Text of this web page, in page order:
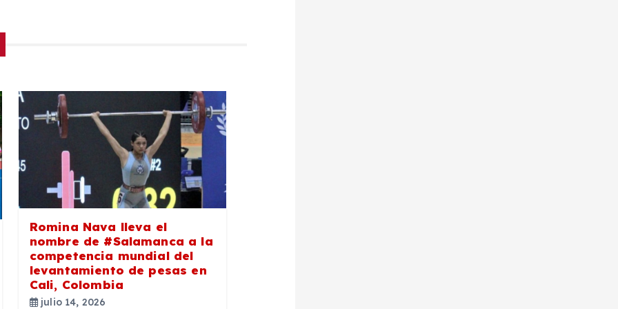
Romina Nava lleva el
nombre de #Salamanca a la
competencia mundial del
levantamiento de pesas en
Cali, Colombia
julio 14, 2026